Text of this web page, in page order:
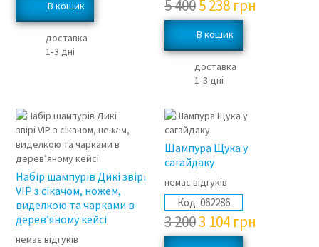
доставка
1‑3 дні
5 4005 238 грн
доставка
1‑3 дні
3%
Набір шампурів Дикі звірі
VIP з сікачом, ножем,
виделкою та чарками в
дерев’яному кейсі
немає відгуків
Шампура Щука у
сагайдаку
немає відгуків
Код: 062286
3 2003 104 грн